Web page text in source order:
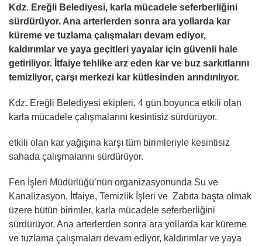
Kdz. Ereğli Belediyesi, karla mücadele seferberliğini
sürdürüyor. Ana arterlerden sonra ara yollarda kar
küreme ve tuzlama çalışmaları devam ediyor,
kaldırımlar ve yaya geçitleri yayalar için güvenli hale
getiriliyor. İtfaiye tehlike arz eden kar ve buz sarkıtlarını
temizliyor, çarşı merkezi kar kütlesinden arındırılıyor.
Kdz. Ereğli Belediyesi ekipleri, 4 gün boyunca etkili olan
karla mücadele çalışmalarını kesintisiz sürdürüyor.
etkili olan kar yağışına karşı tüm birimleriyle kesintisiz
sahada çalışmalarını sürdürüyor.
Fen İşleri Müdürlüğü’nün organizasyonunda Su ve
Kanalizasyon, İtfaiye, Temizlik İşleri ve Zabıta başta olmak
üzere bütün birimler, karla mücadele seferberliğini
sürdürüyor. Ana arterlerden sonra ara yollarda kar küreme
ve tuzlama çalışmaları devam ediyor, kaldırımlar ve yaya